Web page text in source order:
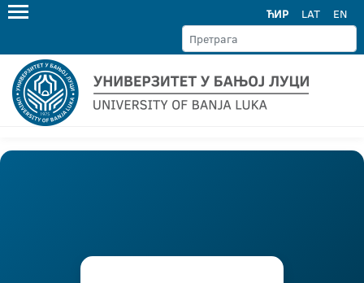
ЋИР LAT EN